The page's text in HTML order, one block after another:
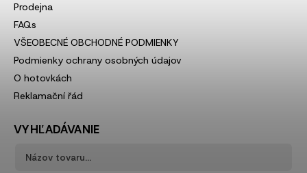
Prodejna
FAQs
VŠEOBECNÉ OBCHODNÉ PODMIENKY
Podmienky ochrany osobných údajov
O hotovkách
Reklamační řád
VYHĽADÁVANIE